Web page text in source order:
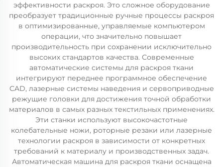
эффективности раскроя. Это сложное оборудование
преобразует традиционные ручные процессы раскроя
в оптимизированные, управляемые компьютером
операции, что значительно повышает
производительность при сохранении исключительно
высоких стандартов качества. Современные
автоматические системы для раскроя ткани
интегрируют переднее программное обеспечение
CAD, лазерные системы наведения и сервоприводные
режущие головки для достижения точной обработки
материалов в самых разных текстильных применениях.
Эти станки используют высокочастотные
колебательные ножи, роторные резаки или лазерные
технологии раскроя в зависимости от конкретных
требований к материалу и производственных задач.
Автоматическая машина для раскроя ткани оснащена